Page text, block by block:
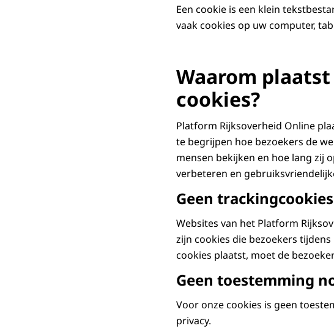
Een cookie is een klein
vaak cookies op uw computer,
Waarom
cookies?
Platform Rijksoverheid Online
te begrijpen hoe bezoekers de
mensen bekijken en hoe lang zij
verbeteren en
Geen trackingcookies
Websites van het Platform
zijn cookies die bezoekers
cookies plaatst, moet de
Geen toestemming
Voor onze cookies is geen
privacy.